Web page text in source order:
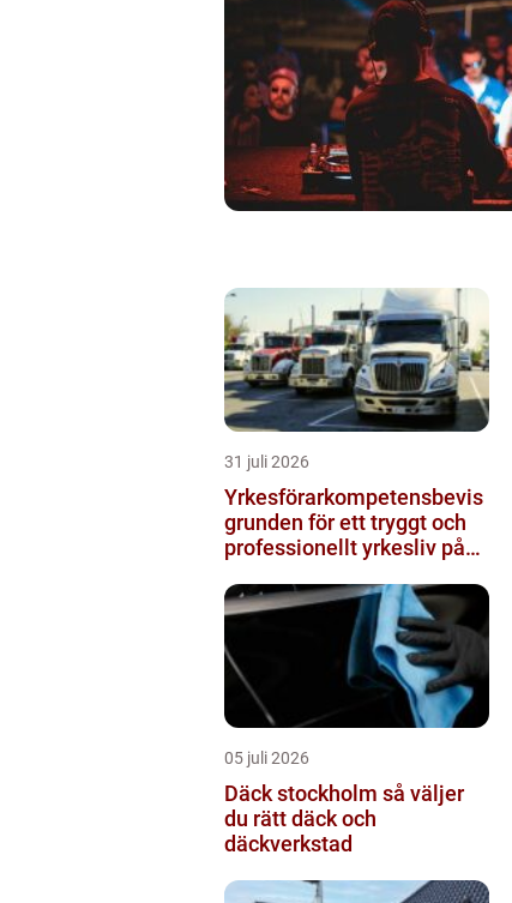
31 juli 2026
Yrkesförarkompetensbevis
grunden för ett tryggt och
professionellt yrkesliv på
05 juli 2026
Däck stockholm så väljer
du rätt däck och
däckverkstad